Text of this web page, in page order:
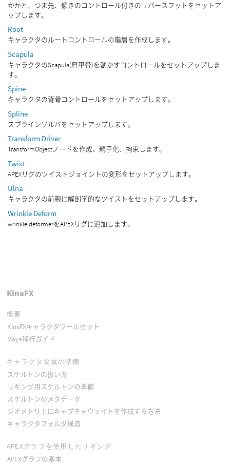
かかと、つま先、傾きのコントロール付きのリバースフットをセットア
ップします。
Root
キャラクタのルートコントロールの階層を作成します。
Scapula
キャラクタのScapula(肩甲骨)を動かすコントロールをセットアップしま
す。
Spine
キャラクタの背骨コントロールをセットアップします。
Spline
スプラインソルバをセットアップします。
Transform Driver
TransformObjectノードを作成、親子化、拘束します。
Twist
APEXリグのツイストジョイントの変形をセットアップします。
Ulna
キャラクタの前腕に解剖学的なツイストをセットアップします。
Wrinkle Deform
wrinkle deformerをAPEXリグに追加します。
KineFX
概要
KineFXキャラクタツールセット
Maya移行ガイド
キャラクタ要素の準備
スケルトンの扱い方
リギング用スケルトンの準備
スケルトンのメタデータ
ジオメトリ上にキャプチャウェイトを作成する方法
キャラクタフォルダ構造
APEXグラフを使用したリギング
APEXグラフの基本